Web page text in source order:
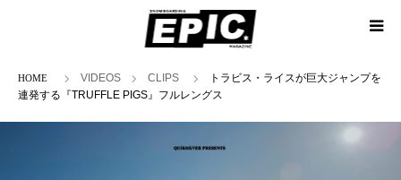
ホームVIDEOS CLIPS
トラビス・ライスが巨大ジャンプを
連発する『TRUFFLE PIGS』フルレングス